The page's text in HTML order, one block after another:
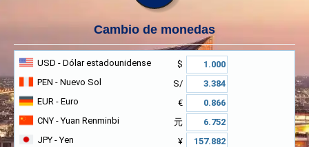
Cambio de monedas
USD - Dólar estadounidense
$
PEN - Nuevo Sol
S/
EUR - Euro
€
CNY - Yuan Renminbi
元
JPY - Yen
¥